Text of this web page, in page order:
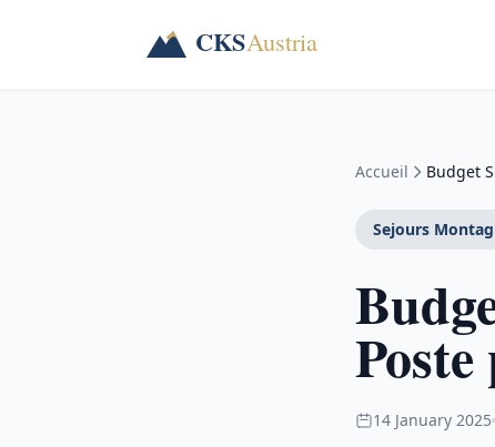
Accueil Budget
Sejours
14 January 2025